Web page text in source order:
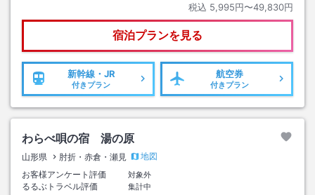
税込 5,995円〜49,830円
宿泊プランを見る
新幹線・JR
付きプラン
航空券
付きプラン
わらべ唄の宿 湯の原
山形県 肘折・赤倉・瀬見
地図
お客様アンケート評価
対象外
るるぶトラベル評価
集計中